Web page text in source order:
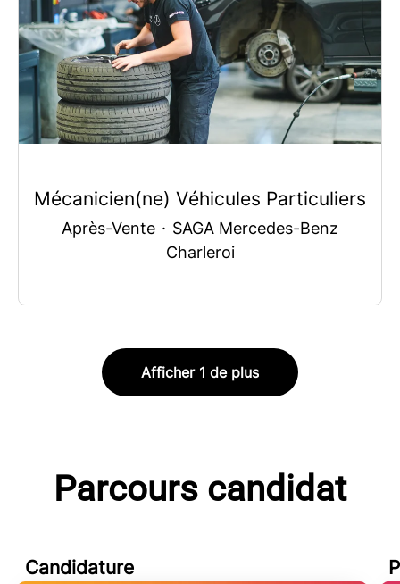
Mécanicien(ne) Véhicules Particuliers
Après-Vente · SAGA Mercedes-Benz
Charleroi
Afficher 1 de plus
Parcours candidat
Candidature